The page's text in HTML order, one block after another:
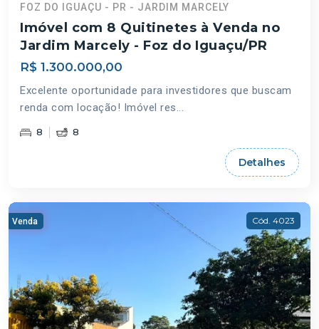
FOZ DO IGUAÇU - PR - JARDIM MARCELY
Imóvel com 8 Quitinetes à Venda no
Jardim Marcely - Foz do Iguaçu/PR
R$ 1.300.000,00
Excelente oportunidade para investidores que buscam
renda com locação! Imóvel res...
8 8
Detalhes
Venda Cód. 4023